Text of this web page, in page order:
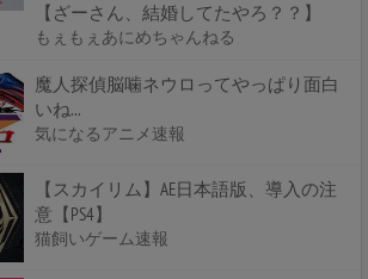
【ざーさん、結婚してたやろ？？】
もぇもぇあにめちゃんねる
魔人探偵脳噛ネウロってやっぱり面白
いね...
気になるアニメ速報
【スカイリム】AE日本語版、導入の注
意【PS4】
猫飼いゲーム速報